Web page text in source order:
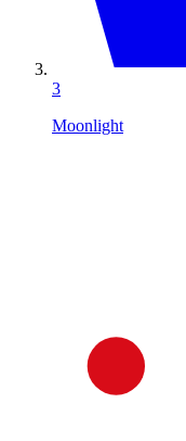
3
Moonlight